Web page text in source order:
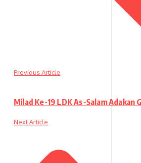
Previous Article
Milad Ke-19 LDK As-Salam Adakan
Next Article